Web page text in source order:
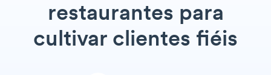
restaurantes para
cultivar clientes fiéis